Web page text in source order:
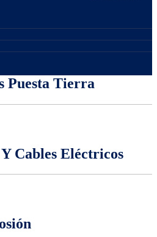
Puesta Tierra
Cables Eléctricos